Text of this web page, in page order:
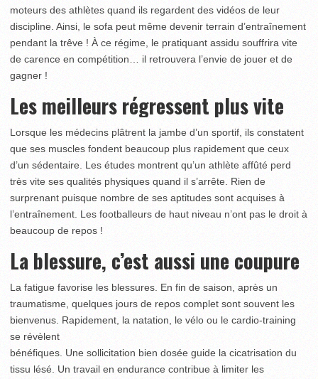
moteurs des athlètes quand ils regardent des vidéos de leur
discipline. Ainsi, le sofa peut même devenir terrain d’entraînement
pendant la trêve ! À ce régime, le pratiquant assidu souffrira vite
de carence en compétition… il retrouvera l’envie de jouer et de
gagner !
Les meilleurs régressent plus vite
Lorsque les médecins plâtrent la jambe d’un sportif, ils constatent
que ses muscles fondent beaucoup plus rapidement que ceux
d’un sédentaire. Les études montrent qu’un athlète affûté perd
très vite ses qualités physiques quand il s’arrête. Rien de
surprenant puisque nombre de ses aptitudes sont acquises à
l’entraînement. Les footballeurs de haut niveau n’ont pas le droit à
beaucoup de repos !
La blessure, c’est aussi une coupure
La fatigue favorise les blessures. En fin de saison, après un
traumatisme, quelques jours de repos complet sont souvent les
bienvenus. Rapidement, la natation, le vélo ou le cardio-training
se révèlent
bénéfiques. Une sollicitation bien dosée guide la cicatrisation du
tissu lésé. Un travail en endurance contribue à limiter les